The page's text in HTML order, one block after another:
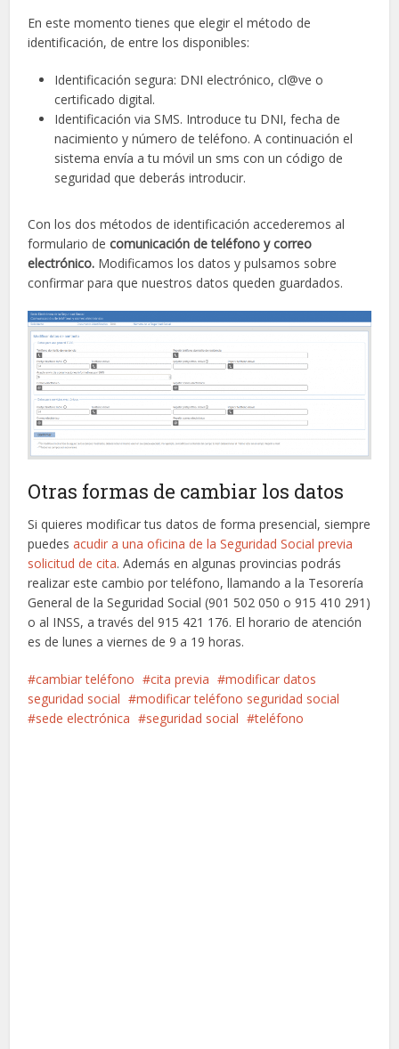
En este momento tienes que elegir el método de
identificación, de entre los disponibles:
Identificación segura: DNI electrónico, cl@ve o
certificado digital.
Identificación via SMS. Introduce tu DNI, fecha de
nacimiento y número de teléfono. A continuación el
sistema envía a tu móvil un sms con un código de
seguridad que deberás introducir.
Con los dos métodos de identificación accederemos al
formulario decomunicación de teléfono y correo
electrónico. Modificamos los datos y pulsamos sobre
confirmar para que nuestros datos queden guardados.
Otras formas de cambiar los datos
Si quieres modificar tus datos de forma presencial, siempre
puedesacudir a una oficina de la Seguridad Social previa
solicitud de cita. Además en algunas provincias podrás
realizar este cambio por teléfono, llamando a la Tesorería
General de la Seguridad Social (901 502 050 o 915 410 291)
o al INSS, a través del 915 421 176. El horario de atención
es de lunes a viernes de 9 a 19 horas.
cambiar teléfono cita previa
modificar datos
seguridad social
modificar teléfono seguridad social
sede electrónica
seguridad social teléfono